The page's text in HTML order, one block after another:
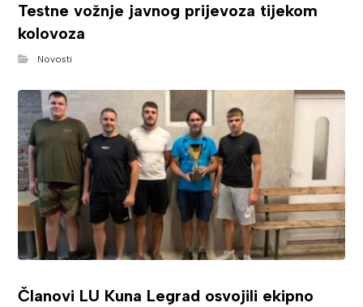
Testne vožnje javnog prijevoza tijekom
kolovoza
Novosti
Članovi LU Kuna Legrad osvojili ekipno